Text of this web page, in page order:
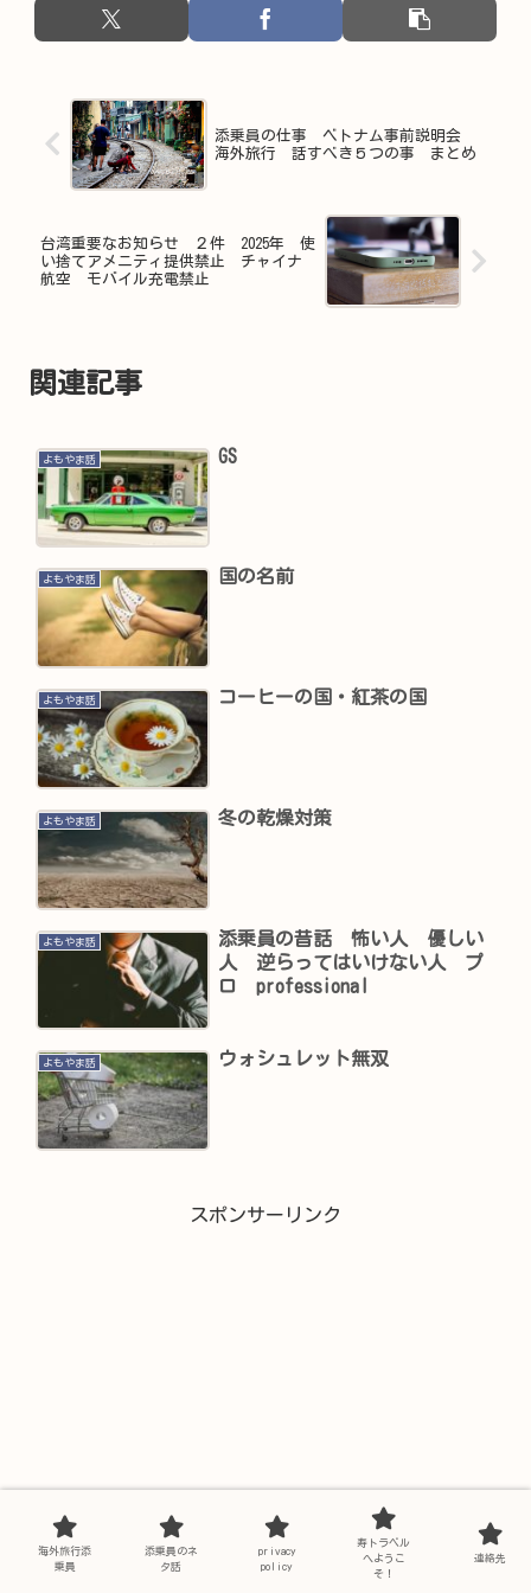
添乗員の仕事 ベトナム事前説明会
海外旅行 話すべき５つの事 まとめ
台湾重要なお知らせ ２件 2025年 使
い捨てアメニティ提供禁止 チャイナ
航空 モバイル充電禁止
関連記事
よもやま話 GS
よもやま話 国の名前
よもやま話 コーヒーの国・紅茶の国
よもやま話 冬の乾燥対策
よもやま話
添乗員の昔話 怖い人 優しい
人 逆らってはいけない人 プ
ロ professional
よもやま話 ウォシュレット無双
スポンサーリンク
海外旅行添
乗員
添乗員のネ
タ話
privacy
policy
寿トラベル
へようこ
そ！
連絡先